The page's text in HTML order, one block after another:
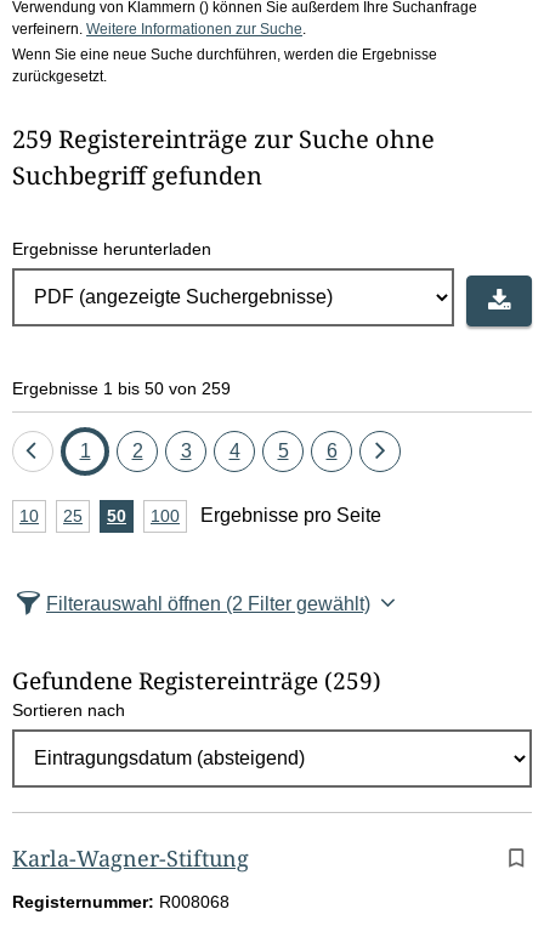
Verwendung von Klammern () können Sie außerdem Ihre Suchanfrage
verfeinern. Weitere Informationen zur Suche
Wenn Sie eine neue Suche durchführen, werden die Ergebnisse
zurückgesetzt.
259 Registereinträge zur Suche ohne
Suchbegriff gefunden
Ergebnisse herunterladen
Ergebnisse 1 bis 50 von 259
Eine
zurück
Seite
1 Seite
2 Seite
3 Seite
4 Seite
5 Seite
6
Eine
A
z
l
E
g
e
b
n
10Ergebnisse
25Ergebnisse
50Ergebnisse
100Ergebnisse
Ergebnisse pro Seite
Filterauswahl öffnen (2 Filter gewählt)
Gefundene Registereinträge (259)
Sortieren nach
Karla-Wagner-Stiftung
Registernummer: R008068